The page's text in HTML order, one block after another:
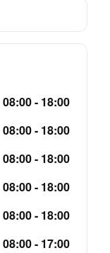
08:00 - 18:00
08:00 - 18:00
08:00 - 18:00
08:00 - 18:00
08:00 - 18:00
08:00 - 17:00